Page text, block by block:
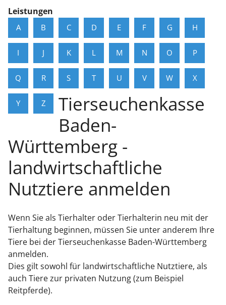
Leistungen
A B C D E F G H
I J K L M N O P
Q R S T U V W X
Y Z
Tierseuchenkasse
Baden-
Württemberg -
landwirtschaftliche
Nutztiere anmelden
Wenn Sie als Tierhalter oder Tierhalterin neu mit der
Tierhaltung beginnen, müssen Sie unter anderem Ihre
Tiere bei der Tierseuchenkasse Baden-Württemberg
anmelden.
Dies gilt sowohl für landwirtschaftliche Nutztiere, als
auch Tiere zur privaten Nutzung(zum Beispiel
Reitpferde).